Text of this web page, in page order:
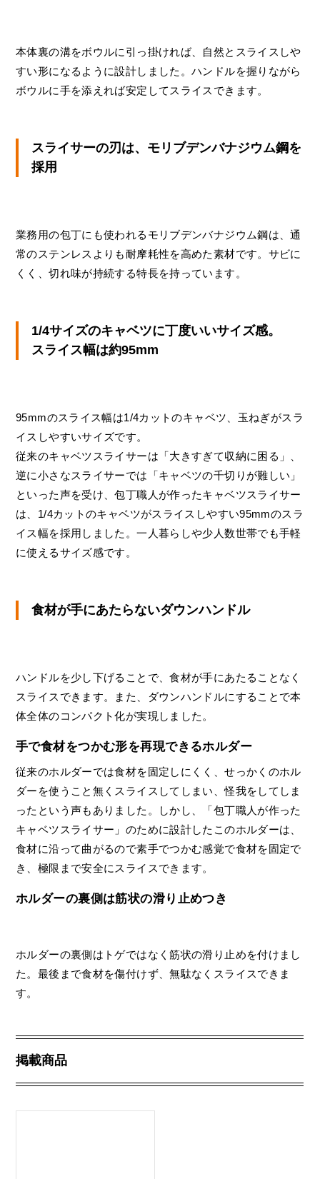
本体裏の溝をボウルに引っ掛ければ、自然とスライスしや
すい形になるように設計しました。ハンドルを握りながら
ボウルに手を添えれば安定してスライスできます。
スライサーの刃は、モリブデンバナジウム鋼を
採用
業務用の包丁にも使われるモリブデンバナジウム鋼は、通
常のステンレスよりも耐摩耗性を高めた素材です。サビに
くく、切れ味が持続する特長を持っています。
1/4サイズのキャベツに丁度いいサイズ感。
スライス幅は約95mm
95mmのスライス幅は​1/4カットのキャベツ、玉ねぎがスラ
イスしやすいサイズです。
従来のキャベツスライサーは「大きすぎて収納に困る」、
逆に小さなスライサーでは「キャベツの千切りが難しい」
といった声を受け、包丁職人が作ったキャベツスライサー
は、1/4カットのキャベツがスライスしやすい95mmのスラ
イス幅を採用しました。一人暮らしや少人数世帯でも手軽
に使えるサイズ感です。
食材が手にあたらないダウンハンドル
ハンドルを少し下げることで、食材が手にあたることなく
スライスできます。また、ダウンハンドルにすることで本
体全体のコンパクト化が実現しました。
手で食材をつかむ形を再現できるホルダー
従来のホルダーでは食材を固定しにくく、せっかくのホル
ダーを使うこと無くスライスしてしまい、怪我をしてしま
ったという声もありました。しかし、「包丁職人が作った
キャベツスライサー」のために設計したこのホルダーは、
食材に沿って曲がるので素手でつかむ感覚で食材を固定で
き、極限まで安全にスライスできます。
ホルダーの裏側は筋状の滑り止めつき
ホルダーの裏側はトゲではなく筋状の滑り止めを付けまし
た。最後まで食材を傷付けず、無駄なくスライスできま
す。
掲載商品